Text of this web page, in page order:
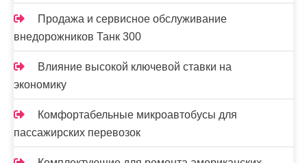
Продажа и сервисное обслуживание
внедорожников Танк 300
Влияние высокой ключевой ставки на
экономику
Комфортабельные микроавтобусы для
пассажирских перевозок